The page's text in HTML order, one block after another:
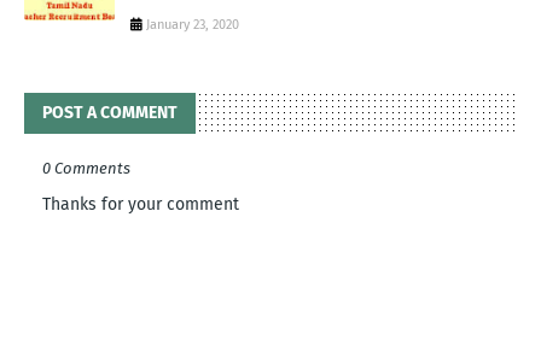
January 23, 2020
POST A COMMENT
0 Comments
Thanks for your comment